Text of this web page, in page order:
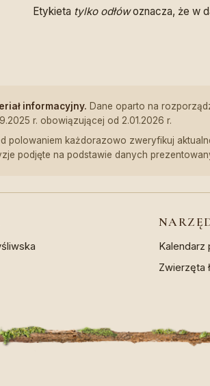
Etykieta tylko odłówoznacza, że w
informacyjny. Dane oparto na
r. obowiązującej od 2.01.2026 r.
polowaniem każdorazowo zweryfikuj
podjęte na podstawie danych
Kalendarz
Zwierzęta